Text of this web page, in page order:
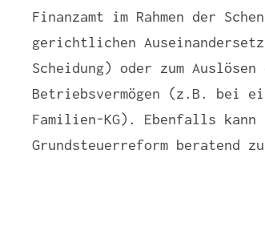
Finanzamt im Rahmen der
gerichtlichen
Scheidung) oder zum
Betriebsvermögen (z.B. bei
Familien-KG). Ebenfalls kann
Grundsteuerreform beratend